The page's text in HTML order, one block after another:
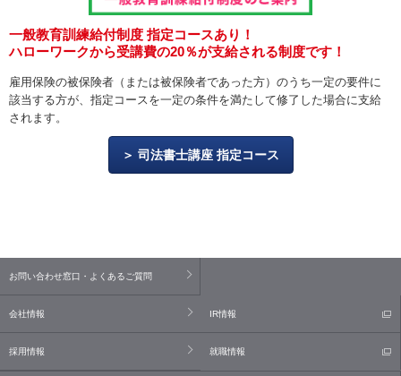
一般教育訓練給付制度 指定コースあり！
ハローワークから受講費の20％が支給される制度です！
雇用保険の被保険者（または被保険者であった方）のうち一定の要件に
該当する方が、指定コースを一定の条件を満たして修了した場合に支給
されます。
司法書士講座 指定コース
お問い合わせ窓口・よくあるご質問
会社情報 IR情報
採用情報 就職情報